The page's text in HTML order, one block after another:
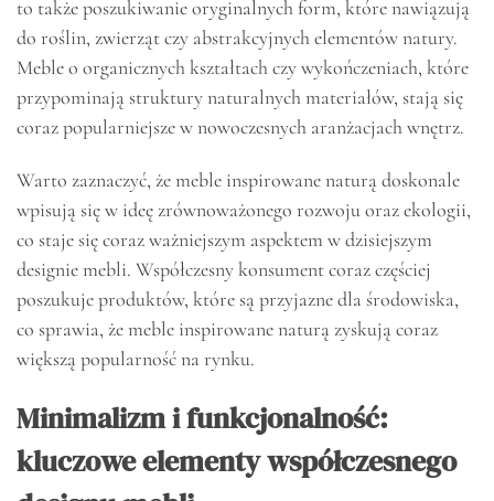
to także poszukiwanie oryginalnych form, które nawiązują
do roślin, zwierząt czy abstrakcyjnych elementów natury.
Meble o organicznych kształtach czy wykończeniach, które
przypominają struktury naturalnych materiałów, stają się
coraz popularniejsze w nowoczesnych aranżacjach wnętrz.
Warto zaznaczyć, że meble inspirowane naturą doskonale
wpisują się w ideę zrównoważonego rozwoju oraz ekologii,
co staje się coraz ważniejszym aspektem w dzisiejszym
designie mebli. Współczesny konsument coraz częściej
poszukuje produktów, które są przyjazne dla środowiska,
co sprawia, że meble inspirowane naturą zyskują coraz
większą popularność na rynku.
Minimalizm i funkcjonalność:
kluczowe elementy współczesnego